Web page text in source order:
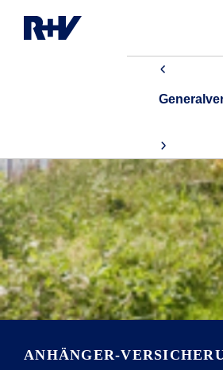
ANHÄNGER-